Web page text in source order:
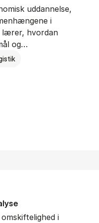
uddannelse,
i
lærer, hvordan
og…
erhvervs­økonomi
i